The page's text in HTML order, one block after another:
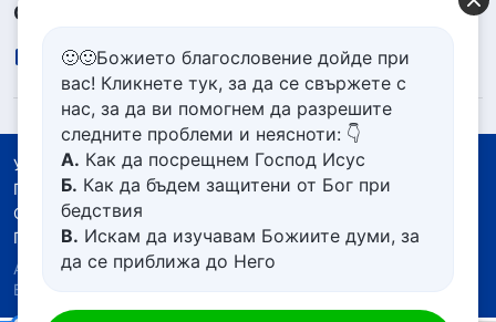
Свържете се с нас
contact.bg@godfootsteps.org
Условия за ползване
Политика за поверителност
Със съдействието на
Политика за бисквитките
Авторско право © 2026 Църквата на Всемогъщия
Бог.
🙂🙂Божието благословение дойде при
вас! Кликнете тук, за да се свържете с
нас, за да ви помогнем да разрешите
следните проблеми и неясноти: 👇
А. Как да посрещнем Господ Исус
Б. Как да бъдем защитени от Бог при
бедствия
В. Искам да изучавам Божиите думи, за
да се приближа до Него
живот